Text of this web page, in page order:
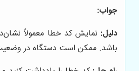
جواب:
دلیل: نمایش کد خطا معمولاً
باشد. ممکن است دستگاه در وضعیت